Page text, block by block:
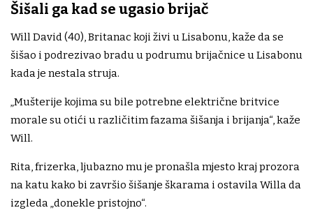
Šišali ga kad se ugasio brijač
Will David (40), Britanac koji živi u Lisabonu, kaže da se
šišao i podrezivao bradu u podrumu brijačnice u Lisabonu
kada je nestala struja.
„Mušterije kojima su bile potrebne električne britvice
morale su otići u različitim fazama šišanja i brijanja“, kaže
Will.
Rita, frizerka, ljubazno mu je pronašla mjesto kraj prozora
na katu kako bi završio šišanje škarama i ostavila Willa da
izgleda „donekle pristojno“.